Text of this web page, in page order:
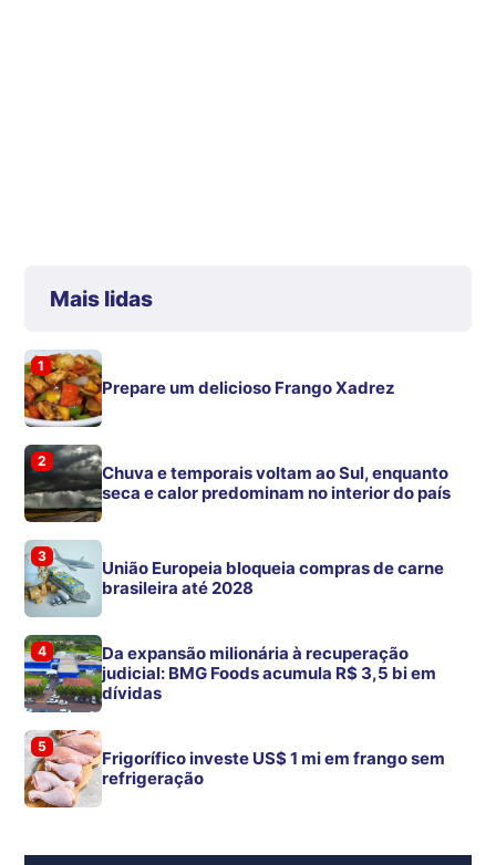
Mais lidas
1
Prepare um delicioso Frango Xadrez
2
Chuva e temporais voltam ao Sul, enquanto
seca e calor predominam no interior do país
3
União Europeia bloqueia compras de carne
brasileira até 2028
4
Da expansão milionária à recuperação
judicial: BMG Foods acumula R$ 3,5 bi em
dívidas
5
Frigorífico investe US$ 1 mi em frango sem
refrigeração